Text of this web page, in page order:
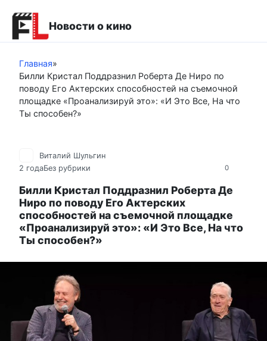
контенту
Новости о кино
Главная»
Билли Кристал Поддразнил Роберта Де Ниро по
поводу Его Актерских способностей на съемочной
площадке «Проанализируй это»: «И Это Все, На что
Ты способен?»
0
Виталий Шульгин
2 годаБез рубрики
Билли Кристал Поддразнил Роберта Де
Ниро по поводу Его Актерских
способностей на съемочной площадке
«Проанализируй это»: «И Это Все, На что
Ты способен?»